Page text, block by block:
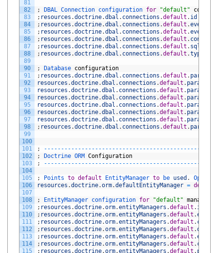
81
82
83
84
85
86
87
88
89
90
91
92
93
94
95
96
97
98
99
100
101
102
103
104
105
106
107
108
109
110
111
112
113
114
115
; DBAL Connection configuration for "default"
; resources .doctrine.dbal . connections .default . id
; resources .doctrine.dbal . connections .default .
; resources .doctrine.dbal . connections .default .
; resources .doctrine.dbal . connections .default .
; resources .doctrine.dbal . connections .default .
; resources .doctrine.dbal . connections .default .types
; Database configuration
; resources .doctrine.dbal . connections .default .
resources .doctrine.dbal . connections .default .
resources .doctrine.dbal . connections .default .
resources .doctrine.dbal . connections .default .
resources .doctrine.dbal . connections .default .
resources .doctrine.dbal . connections .default .
resources .doctrine.dbal . connections .default .
; resources .doctrine.dbal . connections .default .
; -- -- -- -- -- -- -- -- -- -- -- -- -- -- -- -- -- -- -- -- -- -- --
;
Doctrine ORM Configuration
;
-- -- -- -- -- -- -- -- -- -- -- -- -- -- -- -- -- -- -- -- -- -- --
; Points to default EntityManager to be used .
resources .doctrine.orm.defaultEntityManager = default
; EntityManager configuration for "default" manager
; resources .doctrine.orm.entityManagers .default . id
; resources .doctrine.orm.entityManagers .default .
; resources .doctrine.orm.entityManagers .default .
; resources .doctrine.orm.entityManagers .default .
; resources .doctrine.orm.entityManagers .default .
; resources .doctrine.orm.entityManagers .default .
; resources .doctrine.orm.entityManagers .default . proxy